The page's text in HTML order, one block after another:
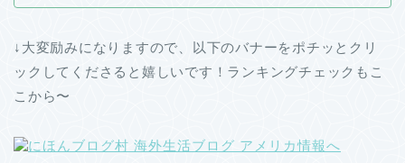
↓大変励みになりますので、以下のバナーをポチッとクリ
ックしてくださると嬉しいです！ランキングチェックもこ
こから〜